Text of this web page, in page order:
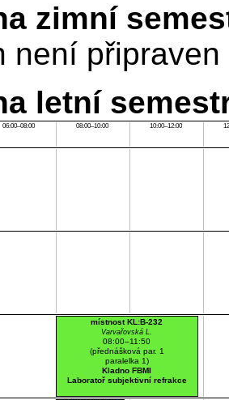
zimní
není připraven
letní
06:00–08:00 08:00–10:00 10:00–12:00
místnost KL:B-232
Varvařovská L.
08:00–11:50
(přednášková par. 1
paralelka 1)
Kladno FBMI
Laboratoř subjektivní refrakce